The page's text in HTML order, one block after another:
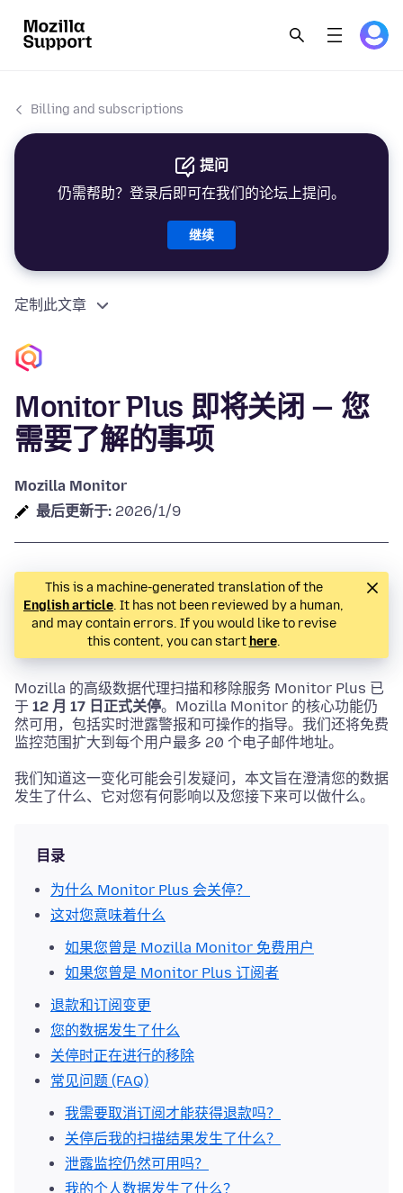
Billing and subscriptions
提问
仍需帮助？登录后即可在我们的论坛上提问。
继续
定制此文章
Monitor Plus 即将关闭 — 您
需要了解的事项
Mozilla Monitor
最后更新于: 2026/1/9
This is a machine-generated translation of the
English article. It has not been reviewed by a human,
and may contain errors. If you would like to revise
this content, you can start here.
Mozilla 的高级数据代理扫描和移除服务 Monitor Plus 已
于 12 月 17 日正式关停。Mozilla Monitor 的核心功能仍
然可用，包括实时泄露警报和可操作的指导。我们还将免费
监控范围扩大到每个用户最多 20 个电子邮件地址。
我们知道这一变化可能会引发疑问，本文旨在澄清您的数据
发生了什么、它对您有何影响以及您接下来可以做什么。
目录
为什么 Monitor Plus 会关停？
这对您意味着什么
如果您曾是 Mozilla Monitor 免费用户
如果您曾是 Monitor Plus 订阅者
退款和订阅变更
您的数据发生了什么
关停时正在进行的移除
常见问题 (FAQ)
我需要取消订阅才能获得退款吗？
关停后我的扫描结果发生了什么？
泄露监控仍然可用吗？
我的个人数据发生了什么？